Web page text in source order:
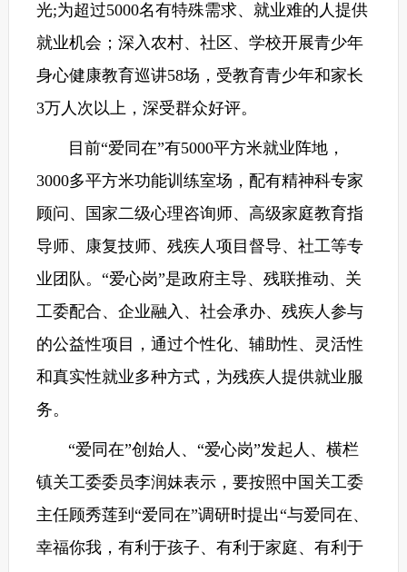
光;为超过5000名有特殊需求、就业难的人提供
就业机会；深入农村、社区、学校开展青少年
身心健康教育巡讲58场，受教育青少年和家长
3万人次以上，深受群众好评。
目前“爱同在”有5000平方米就业阵地，
3000多平方米功能训练室场，配有精神科专家
顾问、国家二级心理咨询师、高级家庭教育指
导师、康复技师、残疾人项目督导、社工等专
业团队。“爱心岗”是政府主导、残联推动、关
工委配合、企业融入、社会承办、残疾人参与
的公益性项目，通过个性化、辅助性、灵活性
和真实性就业多种方式，为残疾人提供就业服
务。
“爱同在”创始人、“爱心岗”发起人、横栏
镇关工委委员李润妹表示，要按照中国关工委
主任顾秀莲到“爱同在”调研时提出“与爱同在、
幸福你我，有利于孩子、有利于家庭、有利于